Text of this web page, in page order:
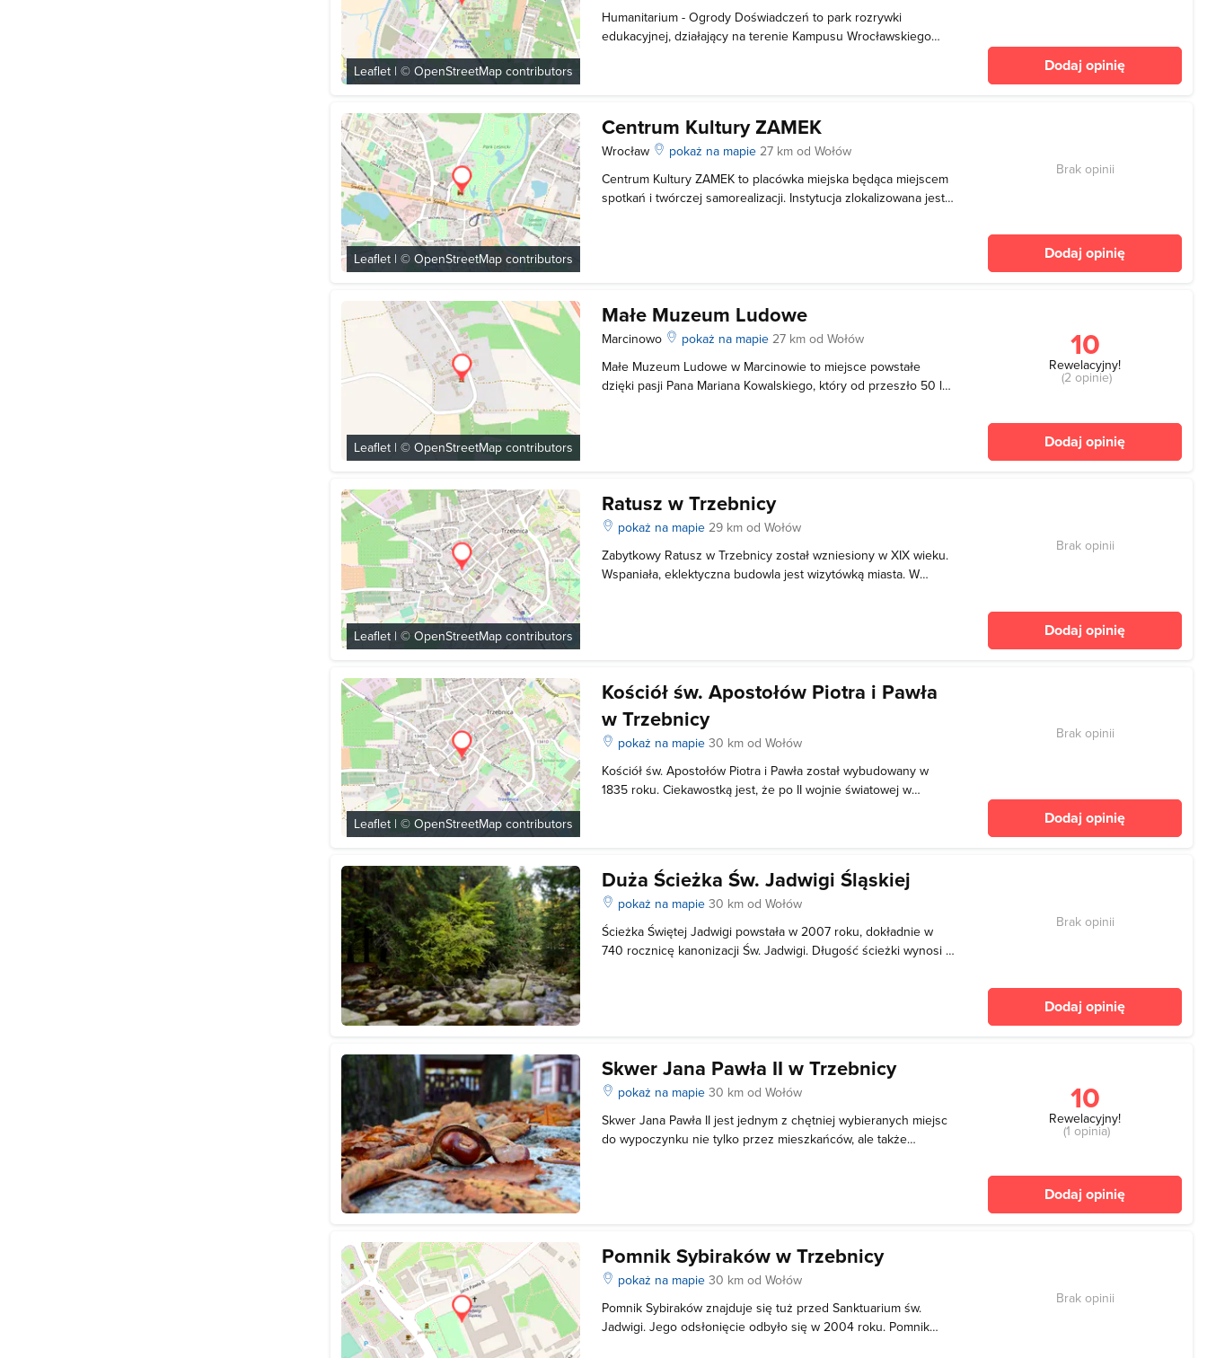
Leaflet | ©OpenStreetMap contributors
Humanitarium - Ogrody Doświadczeń to park rozrywki
edukacyjnej, działający na terenie Kampusu Wrocławskiego
Dodaj opinię
Leaflet | ©OpenStreetMap contributors
Centrum Kultury ZAMEK
Wrocław pokaż na mapie27 km od Wołów
Centrum Kultury ZAMEK to placówka miejska będąca miejscem
spotkań i twórczej samorealizacji. Instytucja zlokalizowana jest
Brak opinii
Dodaj opinię
Leaflet | ©OpenStreetMap contributors
Małe Muzeum Ludowe
Marcinowo pokaż na mapie27 km od Wołów
Małe Muzeum Ludowe w Marcinowie to miejsce powstałe
dzięki pasji Pana Mariana Kowalskiego, który od przeszło 50 lat
10
Rewelacyjny!
(2 opinie)
Dodaj opinię
Leaflet | ©OpenStreetMap contributors
Ratusz w Trzebnicy
pokaż na mapie29 km od Wołów
Zabytkowy Ratusz w Trzebnicy został wzniesiony w XIX wieku.
Wspaniała, eklektyczna budowla jest wizytówką miasta. W
Brak opinii
Dodaj opinię
Leaflet | ©OpenStreetMap contributors
Kościół św. Apostołów Piotra i Pawła
w Trzebnicy
pokaż na mapie30 km od Wołów
Kościół św. Apostołów Piotra i Pawła został wybudowany w
1835 roku. Ciekawostką jest, że po II wojnie światowej w
Brak opinii
Dodaj opinię
Duża Ścieżka Św. Jadwigi Śląskiej
pokaż na mapie30 km od Wołów
Ścieżka Świętej Jadwigi powstała w 2007 roku, dokładnie w
740 rocznicę kanonizacji Św. Jadwigi. Długość ścieżki wynosi 7
Brak opinii
Dodaj opinię
Skwer Jana Pawła II w Trzebnicy
pokaż na mapie30 km od Wołów
Skwer Jana Pawła II jest jednym z chętniej wybieranych miejsc
do wypoczynku nie tylko przez mieszkańców, ale także
10
Rewelacyjny!
(1 opinia)
Dodaj opinię
Pomnik Sybiraków w Trzebnicy
pokaż na mapie30 km od Wołów
Pomnik Sybiraków znajduje się tuż przed Sanktuarium św.
Jadwigi. Jego odsłonięcie odbyło się w 2004 roku. Pomnik
Brak opinii